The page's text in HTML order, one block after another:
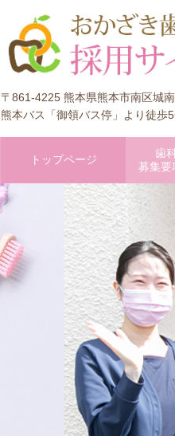
〒861-4225 熊本県熊本市南区城
熊本バス「御領バス停」より徒歩
トップページ
歯
募集要